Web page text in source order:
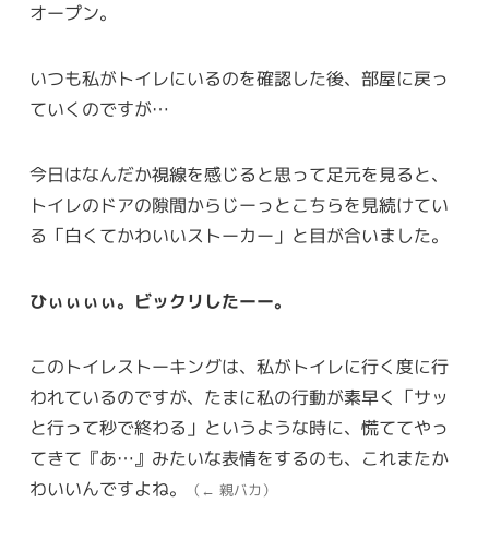
オープン。
いつも私がトイレにいるのを確認した後、部屋に戻っ
ていくのですが…
今日はなんだか視線を感じると思って足元を見ると、
トイレのドアの隙間からじーっとこちらを見続けてい
る「白くてかわいいストーカー」と目が合いました。
ひぃぃぃぃ。ビックリしたーー。
このトイレストーキングは、私がトイレに行く度に行
われているのですが、たまに私の行動が素早く「サッ
と行って秒で終わる」というような時に、慌ててやっ
てきて『あ…』みたいな表情をするのも、これまたか
わいいんですよね。
（← 親バカ）